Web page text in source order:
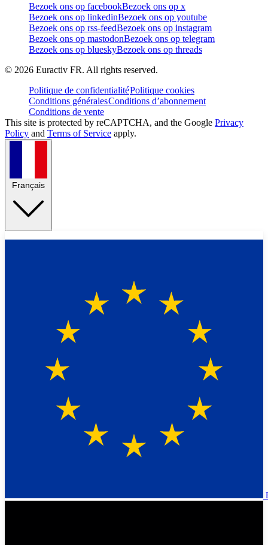
Bezoek ons op facebookBezoek ons op x
Bezoek ons op linkedinBezoek ons op youtube
Bezoek ons op rss-feedBezoek ons op instagram
Bezoek ons op mastodonBezoek ons op telegram
Bezoek ons op blueskyBezoek ons op threads
© 2026 Euractiv FR. All rights reserved.
Politique de confidentialitéPolitique cookies
Conditions généralesConditions d’abonnement
Conditions de vente
This site is protected by reCAPTCHA, and the Google Privacy
Policy and Terms of Service apply.
Français